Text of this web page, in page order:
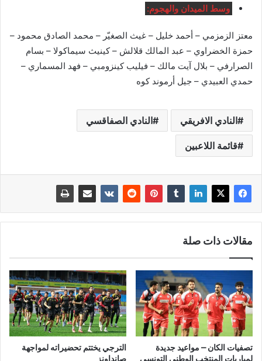
وسط الميدان والهجوم:
معتز الزمزمي – أحمد خليل – غيث الصغيّر – محمد الصادق محمود –
حمزة الخضراوي – عبد المالك قلالش – كينيث سيماكولا – بسام
الصرارفي – بلال آيت مالك – فيليب كينزومبي – فهد المسماري –
حمدي العبيدي – جيل أرموند كوه
النادي الافريقي النادي الصفاقسي
قائمة اللاعبين
مقالات ذات صلة
تصفيات الكان – مواعيد جديدة
لمباريات المنتخب الوطني التونسي
الترجي يختتم تحضيراته لمواجهة
صانداونز